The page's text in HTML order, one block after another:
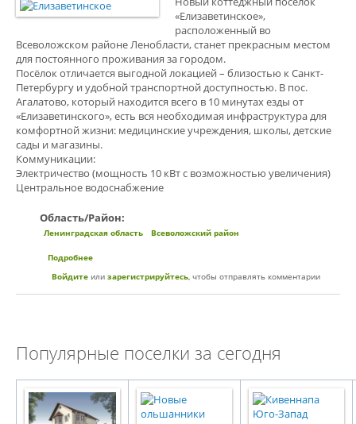
«Елизаветинское»,
расположенный во
Всеволожском районе Ленобласти, станет прекрасным местом
для постоянного проживания за городом.
Посёлок отличается выгодной локацией – близостью к Санкт-
Петербургу и удобной транспортной доступностью. В пос.
Агалатово, который находится всего в 10 минутах езды от
«Елизаветинского», есть вся необходимая инфраструктура для
комфортной жизни: медицинские учреждения, школы, детские
сады и магазины.
Коммуникации:
Электричество (мощность 10 кВт с возможностью увеличения)
Центральное водоснабжение
Область/Район:
Ленинградская область Всеволожский район
Подробнее
Войдите или зарегистрируйтесь, чтобы отправлять комментарии
Популярные поселки за сегодня